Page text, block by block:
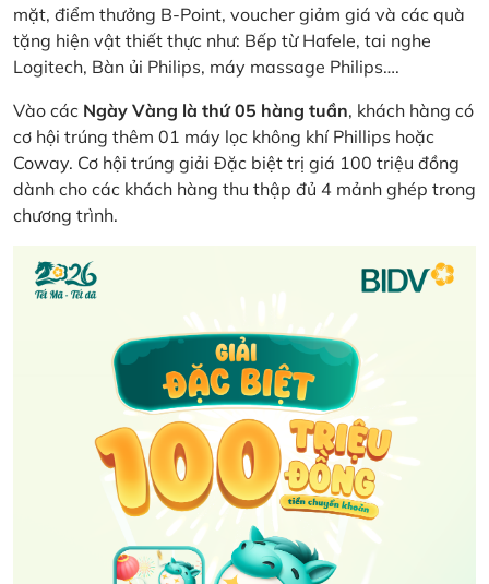
mặt, điểm thưởng B-Point, voucher giảm giá và các quà
tặng hiện vật thiết thực như: Bếp từ Hafele, tai nghe
Logitech, Bàn ủi Philips, máy massage Philips….
Vào các Ngày Vàng là thứ 05 hàng tuần, khách hàng có
cơ hội trúng thêm 01 máy lọc không khí Phillips hoặc
Coway. Cơ hội trúng giải Đặc biệt trị giá 100 triệu đồng
dành cho các khách hàng thu thập đủ 4 mảnh ghép trong
chương trình.